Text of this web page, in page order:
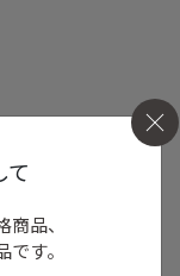
て
品、
す。